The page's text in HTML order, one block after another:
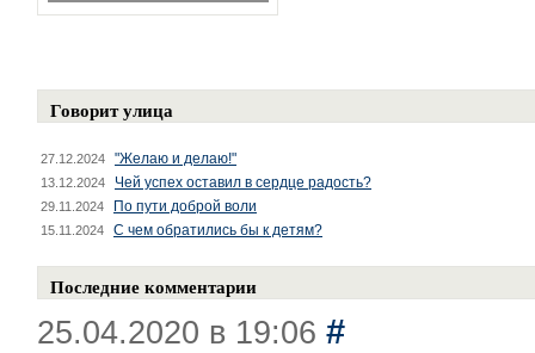
Говорит улица
27.12.2024 "Желаю и делаю!"
13.12.2024 Чей успех оставил в сердце радость?
29.11.2024 По пути доброй воли
15.11.2024 С чем обратились бы к детям?
Последние комментарии
25.04.2020 в 19:06 #